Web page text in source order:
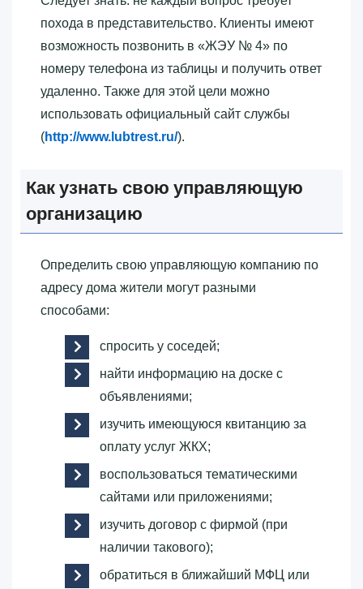
похода в представительство. Клиенты имеют
возможность позвонить в «‎ЖЭУ № 4»‎ по
номеру телефона из таблицы и получить ответ
удаленно. Также для этой цели можно
использовать официальный сайт службы
(http://www.lubtrest.ru/).
Как узнать свою управляющую
организацию
Определить свою управляющую компанию по
адресу дома жители могут разными
способами:
спросить у соседей;
найти информацию на доске с
объявлениями;
изучить имеющуюся квитанцию за
оплату услуг ЖКХ;
воспользоваться тематическими
сайтами или приложениями;
изучить договор с фирмой (при
наличии такового);
обратиться в ближайший МФЦ или